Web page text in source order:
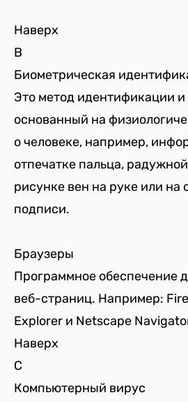
Наверх
B
Биометрическая
Это метод идентификации
основанный на
о человеке, например,
отпечатке пальца,
рисунке вен на руке или на
подписи.
Браузеры
Программное обеспечение
веб-страниц. Например:
Explorer и Netscape
Наверх
C
Компьютерный вирус